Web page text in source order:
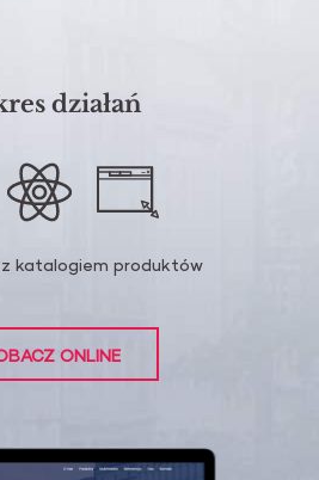
działań
katalogiem produktów
ONLINE